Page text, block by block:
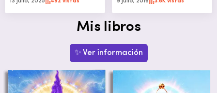
13 julio, 2025 492 vistas 9 julio, 2016 3.6K vistas
Mis libros
✨ Ver información